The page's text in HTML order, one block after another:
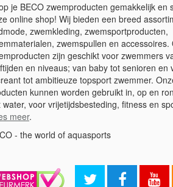
je BECO zwemproducten gemakkelijk en
online shop! Wij bieden een breed
zwemkleding, zwemsportproducten,
zwemspullen en accessoires.
zijn geschikt voor zwemmers
en niveaus; van baby tot senioren en
tot ambitieuze topsport zwemmer.
kunnen worden gebruikt in, op en
water, voor vrijetijdsbesteding, fitness en
meer.
- the world of aquasports